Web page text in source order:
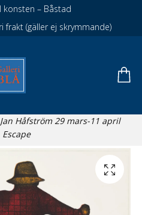
konsten – Båstad
frakt (gäller ej skrymmande)
Jan Håfström 29 mars-11 april
Escape